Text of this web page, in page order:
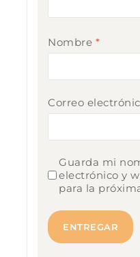
Nombre *
Correo
Guarda mi
electrónico y
para la